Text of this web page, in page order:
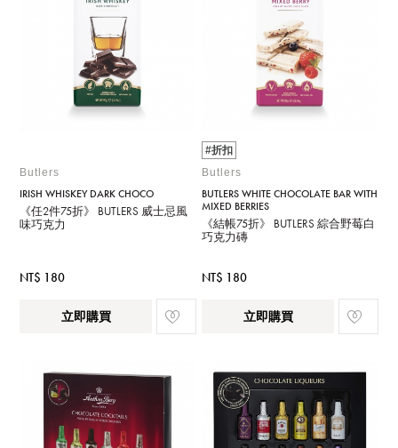
Butlers
IRISH WHISKEY DARK CHOCO
《任2件75折》 BUTLERS 威士忌風
味巧克力
NT$ 180
立即購買
#折扣
Butlers
BUTLERS WHITE CHOCOLATE BAR WITH
MIXED BERRIES
《結帳75折》 BUTLERS 綜合野莓白
巧克力磚
NT$ 180
立即購買